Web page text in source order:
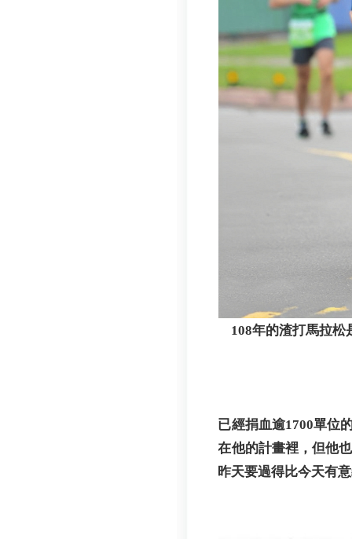
108年的渣打馬拉
已經捐血逾1700單位
在他的計畫裡，但他
昨天要過得比今天有